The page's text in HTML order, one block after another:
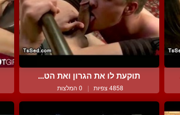
תוקעת לו את הגרון ואת הט...
4858 צפיות | 0 המלצות